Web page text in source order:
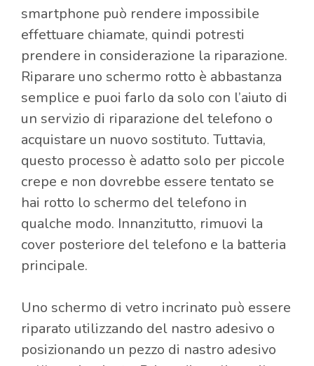
smartphone può rendere impossibile
effettuare chiamate, quindi potresti
prendere in considerazione la riparazione.
Riparare uno schermo rotto è abbastanza
semplice e puoi farlo da solo con l’aiuto di
un servizio di riparazione del telefono o
acquistare un nuovo sostituto. Tuttavia,
questo processo è adatto solo per piccole
crepe e non dovrebbe essere tentato se
hai rotto lo schermo del telefono in
qualche modo. Innanzitutto, rimuovi la
cover posteriore del telefono e la batteria
principale.
Uno schermo di vetro incrinato può essere
riparato utilizzando del nastro adesivo o
posizionando un pezzo di nastro adesivo